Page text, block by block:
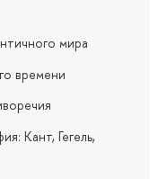
мира
времени
Кант, Гегель,